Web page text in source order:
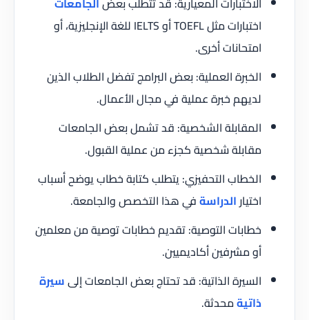
اختبارات مثل TOEFL أو IELTS للغة الإنجليزية، أو
امتحانات أخرى.
الخبرة العملية: بعض البرامج تفضل الطلاب الذين
لديهم خبرة عملية في مجال الأعمال.
المقابلة الشخصية: قد تشمل بعض الجامعات
مقابلة شخصية كجزء من عملية القبول.
الخطاب التحفيزي: يتطلب كتابة خطاب يوضح أسباب
اختيار الدراسةفي هذا التخصص والجامعة.
خطابات التوصية: تقديم خطابات توصية من معلمين
أو مشرفين أكاديميين.
السيرة الذاتية: قد تحتاج بعض الجامعات إلىسيرة
ذاتيةمحدثة.